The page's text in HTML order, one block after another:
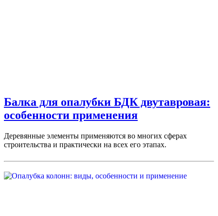
Балка для опалубки БДК двутавровая:
особенности применения
Деревянные элементы применяются во многих сферах
строительства и практически на всех его этапах.